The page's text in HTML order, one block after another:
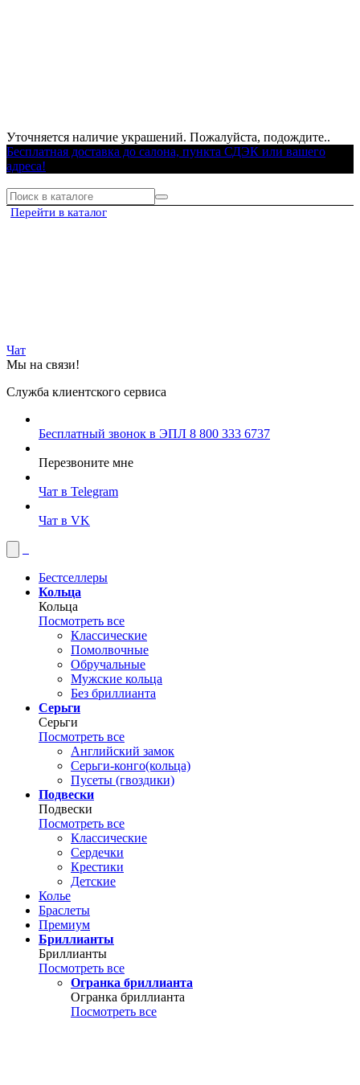
Уточняется наличие украшений. Пожалуйста, подождите..
Бесплатная доставка до салона, пункта СДЭК или вашего
адреса!
Перейти в каталог
Чат
Мы на связи!
Служба клиентского сервиса
Бесплатный звонок в ЭПЛ 8 800 333 6737
Перезвоните мне
Чат в Telegram
Чат в VK
Бестселлеры
Кольца
Кольца
Посмотреть все
Классические
Помолвочные
Обручальные
Мужские кольца
Без бриллианта
Серьги
Серьги
Посмотреть все
Английский замок
Серьги-конго(кольца)
Пусеты (гвоздики)
Подвески
Подвески
Посмотреть все
Классические
Сердечки
Крестики
Детские
Колье
Браслеты
Премиум
Бриллианты
Бриллианты
Посмотреть все
Огранка бриллианта
Огранка бриллианта
Посмотреть все